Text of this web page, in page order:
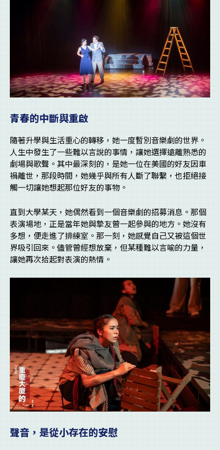
青春的中斷與重啟
隨著升學與生活重心的轉移，她一度暫別音樂劇的世界。
人生中發生了一些難以言說的事情，讓她選擇遠離熟悉的
劇場與歌聲。其中最深刻的，是她一位在美國的好友因車
禍離世，那段時間，她幾乎與所有人斷了聯繫，也拒絕接
觸一切讓她想起那位好友的事物。
直到大學某天，她偶然看到一個音樂劇的招募消息。那個
表演場地，正是當年她與摯友曾一起參與的地方。她沒有
多想，便走進了排練室。那一刻，她感覺自己又被這個世
界吸引回來。儘管曾經想放棄，但某種難以言喻的力量，
讓她再次拾起對表演的熱情。
聲音，是從小存在的安慰